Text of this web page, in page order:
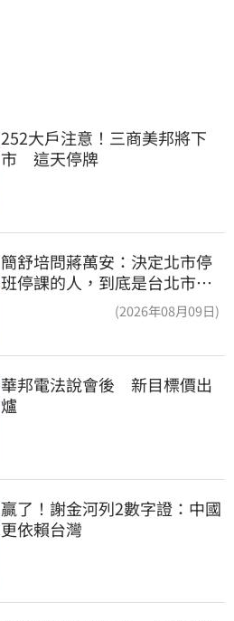
252大戶注意！三商美邦將下
市　這天停牌
簡舒培問蔣萬安：決定北市停
班停課的人，到底是台北市
長，還是氣象署？(2026年08月09日)
華邦電法說會後　新目標價出
爐
贏了！謝金河列2數字證：中國
更依賴台灣